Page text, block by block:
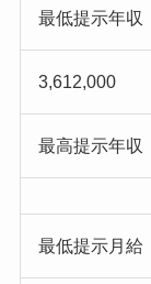
最低提示年収
3,612,000
最高提示年収
最低提示月給